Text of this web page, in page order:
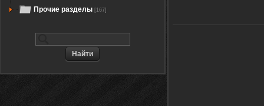
Прочие разделы [167]